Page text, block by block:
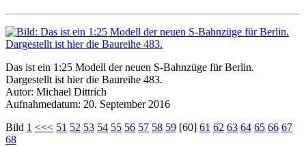
Das ist ein 1:25 Modell der neuen S-Bahnzüge für Berlin.
Dargestellt ist hier die Baureihe 483.
Autor: Michael Dittrich
Aufnahmedatum: 20. September 2016
Bild 1 <<< 51 52 53 54 55 56 57 58 59 [60] 61 62 63 64 65 66 67
68